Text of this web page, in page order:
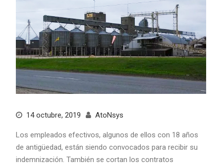
14 octubre, 2019 AtoNsys
Los empleados efectivos, algunos de ellos con 18 años
de antigüedad, están siendo convocados para recibir su
indemnización. También se cortan los contratos